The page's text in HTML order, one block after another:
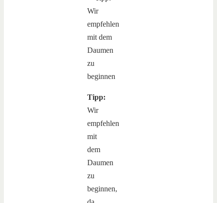
Tipp:
Wir
empfehlen
mit
dem
Daumen
zu
beginnen,